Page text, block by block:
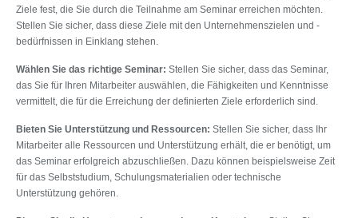
Ziele fest, die Sie durch die Teilnahme am Seminar erreichen möchten.
Stellen Sie sicher, dass diese Ziele mit den Unternehmenszielen und -
bedürfnissen in Einklang stehen.
Wählen Sie das richtige Seminar: Stellen Sie sicher, dass das Seminar,
das Sie für Ihren Mitarbeiter auswählen, die Fähigkeiten und Kenntnisse
vermittelt, die für die Erreichung der definierten Ziele erforderlich sind.
Bieten Sie Unterstützung und Ressourcen: Stellen Sie sicher, dass Ihr
Mitarbeiter alle Ressourcen und Unterstützung erhält, die er benötigt, um
das Seminar erfolgreich abzuschließen. Dazu können beispielsweise Zeit
für das Selbststudium, Schulungsmaterialien oder technische
Unterstützung gehören.